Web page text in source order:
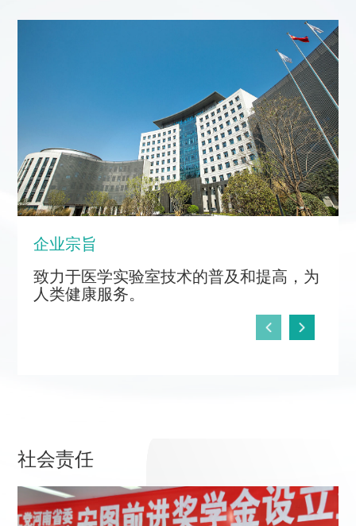
企业宗旨
致力于医学实验室技术的普及和提高，为
人类健康服务。
社会责任